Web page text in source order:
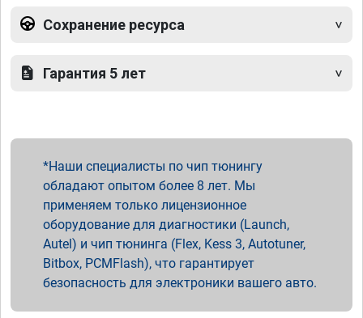
Сохранение ресурса
Гарантия 5 лет
Наши специалисты по чип тюнингу
обладают опытом более 8 лет. Мы
применяем только лицензионное
оборудование для диагностики (Launch,
Autel) и чип тюнинга (Flex, Kess 3, Autotuner,
Bitbox, PCMFlash), что гарантирует
безопасность для электроники вашего авто.